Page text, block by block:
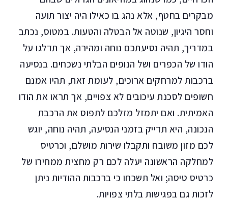
מבקרים בחטף, אלא נהג בו כאילו היה יצור תועה
וחסר היגיון, שנוטה אל הבטלה והטעות. במטוס, נכתב
במדריך, תהיה נסיעתכם נוחה ומהירה, אך תדלגו על
הודו של הכפרים ושל הנופים הבלתי נשכחים. בנסיעה
ברכבות למרחקים ארוכים, לעומת זאת, תהיו אמנם
חשופים לסכנת עיכובים לא צפויים, אך תראו את הודו
האמיתית. ואם יתמזל מזלכם לתפוס את הרכבת
הנכונה, היא תדייק בזמני הנסיעה, תהיה נוחה, יוגש
לכם מזון משובח ותקבלו שירות מושלם, וכרטיס
למחלקה הראשונה יעלה לכם רק מחצית ממחירו של
כרטיס טיסה; ואל תשכחו כי ברכבות ההודיות ניתן
לזכות גם בפגישות בלתי צפויות.